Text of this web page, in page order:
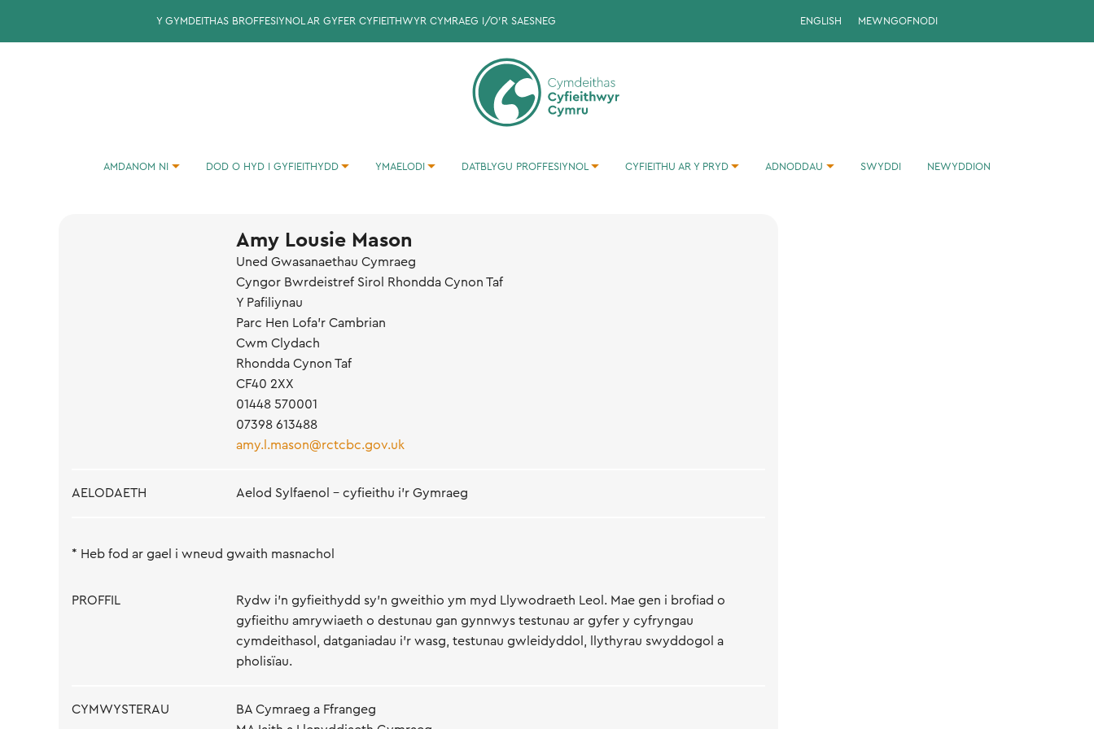
Y GYMDEITHAS BROFFESIYNOL AR GYFER CYFIEITHWYR CYMRAEG I/O'R SAESNEG ENGLISH MEWNGOFNODI
AMDANOM NI DOD O HYD I GYFIEITHYDD YMAELODI DATBLYGU PROFFESIYNOL CYFIEITHU AR Y PRYD ADNODDAU SWYDDI NEWYDDION
Amy Lousie Mason
Uned Gwasanaethau Cymraeg
Cyngor Bwrdeistref Sirol Rhondda Cynon Taf
Y Pafiliynau
Parc Hen Lofa'r Cambrian
Cwm Clydach
Rhondda Cynon Taf
CF40 2XX
01448 570001
07398 613488
amy.l.mason@rctcbc.gov.uk
AELODAETH Aelod Sylfaenol - cyfieithu i'r Gymraeg
* Heb fod ar gael i wneud gwaith masnachol
PROFFIL
Rydw i'n gyfieithydd sy'n gweithio ym myd Llywodraeth Leol. Mae gen i brofiad o
gyfieithu amrywiaeth o destunau gan gynnwys testunau ar gyfer y cyfryngau
cymdeithasol, datganiadau i'r wasg, testunau gwleidyddol, llythyrau swyddogol a
pholisïau.
CYMWYSTERAU
BA Cymraeg a Ffrangeg